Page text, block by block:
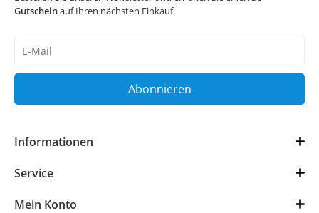
Gutscheinauf Ihren nächsten Einkauf.
Honig
Abonnieren
Informationen
Service
Mein Konto